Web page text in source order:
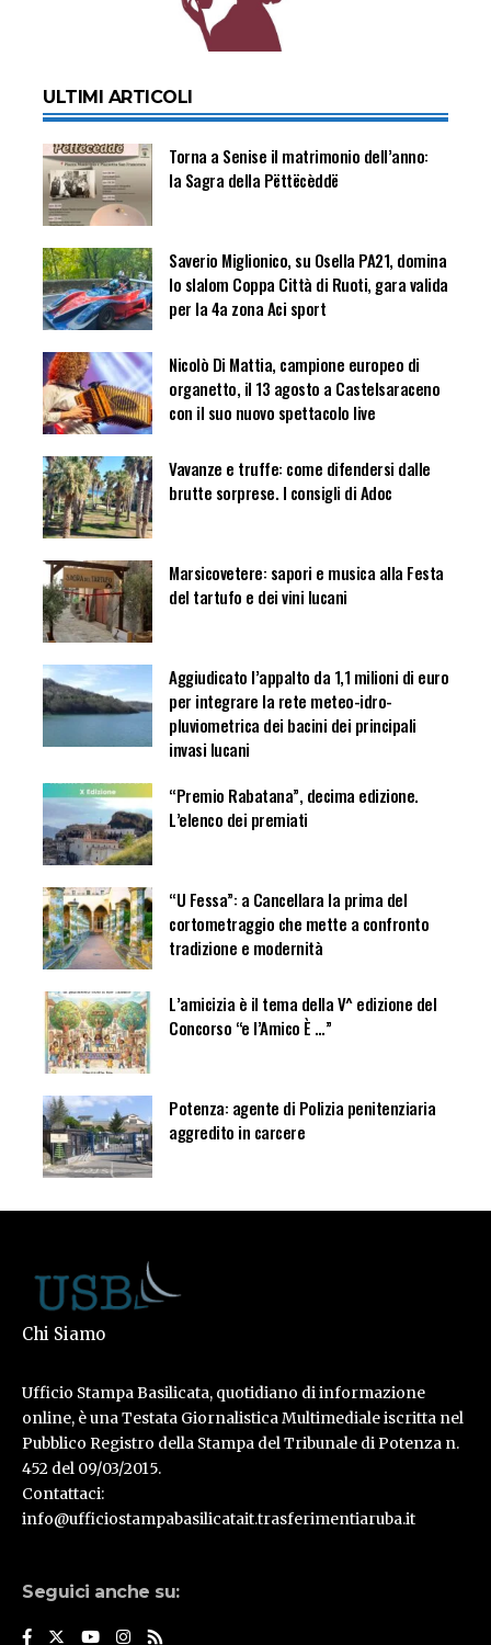
ULTIMI ARTICOLI
Torna a Senise il matrimonio dell’anno:
la Sagra della Pëttëcèddë
Saverio Miglionico, su Osella PA21, domina
lo slalom Coppa Città di Ruoti, gara valida
per la 4a zona Aci sport
Nicolò Di Mattia, campione europeo di
organetto, il 13 agosto a Castelsaraceno
con il suo nuovo spettacolo live
Vavanze e truffe: come difendersi dalle
brutte sorprese. I consigli di Adoc
Marsicovetere: sapori e musica alla Festa
del tartufo e dei vini lucani
Aggiudicato l’appalto da 1,1 milioni di euro
per integrare la rete meteo-idro-
pluviometrica dei bacini dei principali
invasi lucani
“Premio Rabatana”, decima edizione.
L’elenco dei premiati
“U Fessa”: a Cancellara la prima del
cortometraggio che mette a confronto
tradizione e modernità
L’amicizia è il tema della V^ edizione del
Concorso “e l’Amico È …”
Potenza: agente di Polizia penitenziaria
aggredito in carcere
Chi Siamo
Ufficio Stampa Basilicata, quotidiano di informazione
online, è una Testata Giornalistica Multimediale iscritta nel
Pubblico Registro della Stampa del Tribunale di Potenza n.
452 del 09/03/2015.
Contattaci:
info@ufficiostampabasilicatait.trasferimentiaruba.it
Seguici anche su: